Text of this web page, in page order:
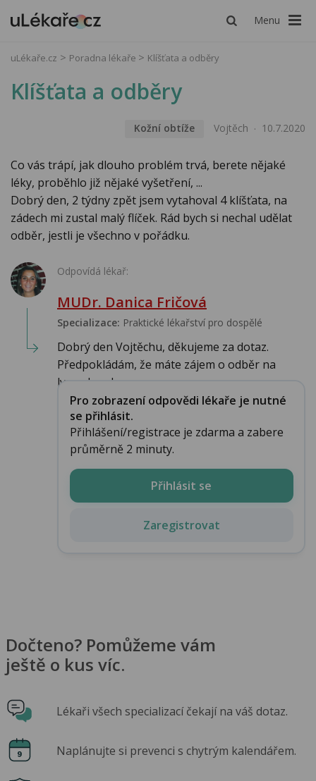
Menu
uLékaře.cz Poradna lékaře Klíšťata a odběry
Klíšťata a odběry
Kožní obtíže Vojtěch 10.7.2020
Co vás trápí, jak dlouho problém trvá, berete nějaké
léky, proběhlo již nějaké vyšetření, ...
Dobrý den, 2 týdny zpět jsem vytahoval 4 klíšťata, na
zádech mi zustal malý flíček. Rád bych si nechal udělat
odběr, jestli je všechno v pořádku.
Odpovídá lékař:
MUDr. Danica Fričová
Specializace: Praktické lékařství pro dospělé
Dobrý den Vojtěchu, děkujeme za dotaz.
Předpokládám, že máte zájem o odběr na
lymeskou bor...
Pro zobrazení odpovědi lékaře je nutné
se přihlásit.
Přihlášení/registrace je zdarma a zabere
průměrně 2 minuty.
Přihlásit se
Zaregistrovat
Dočteno? Pomůžeme vám
ještě o kus víc.
Lékaři všech specializací čekají na váš dotaz.
Naplánujte si prevenci s chytrým kalendářem.